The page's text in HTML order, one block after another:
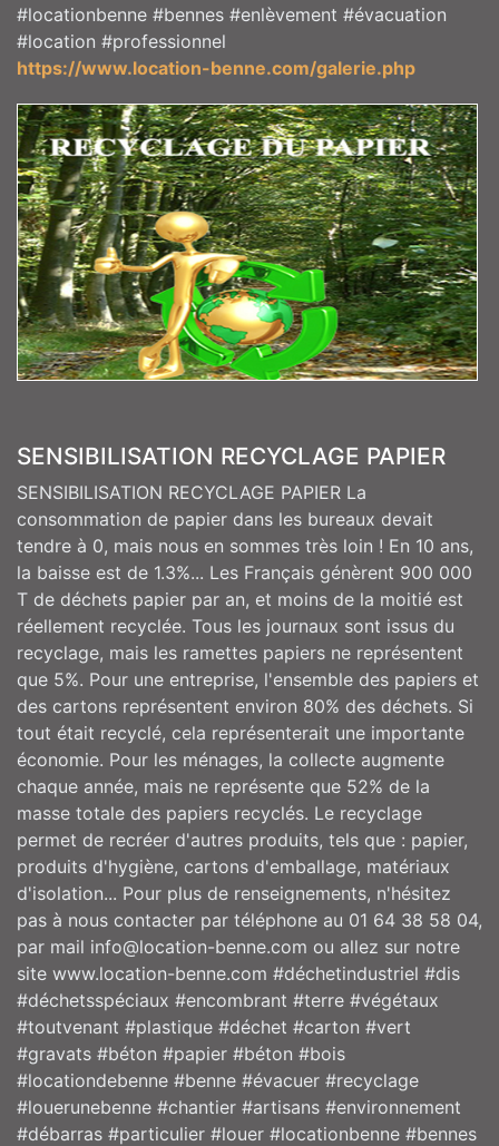
#locationbenne #bennes #enlèvement #évacuation
#location #professionnel
https://www.location-benne.com/galerie.php
SENSIBILISATION RECYCLAGE PAPIER
SENSIBILISATION RECYCLAGE PAPIER La
consommation de papier dans les bureaux devait
tendre à 0, mais nous en sommes très loin ! En 10 ans,
la baisse est de 1.3%... Les Français génèrent 900 000
T de déchets papier par an, et moins de la moitié est
réellement recyclée. Tous les journaux sont issus du
recyclage, mais les ramettes papiers ne représentent
que 5%. Pour une entreprise, l'ensemble des papiers et
des cartons représentent environ 80% des déchets. Si
tout était recyclé, cela représenterait une importante
économie. Pour les ménages, la collecte augmente
chaque année, mais ne représente que 52% de la
masse totale des papiers recyclés. Le recyclage
permet de recréer d'autres produits, tels que : papier,
produits d'hygiène, cartons d'emballage, matériaux
d'isolation... Pour plus de renseignements, n'hésitez
pas à nous contacter par téléphone au 01 64 38 58 04,
par mail info@location-benne.com ou allez sur notre
site www.location-benne.com #déchetindustriel #dis
#déchetsspéciaux #encombrant #terre #végétaux
#toutvenant #plastique #déchet #carton #vert
#gravats #béton #papier #béton #bois
#locationdebenne #benne #évacuer #recyclage
#louerunebenne #chantier #artisans #environnement
#débarras #particulier #louer #locationbenne #bennes